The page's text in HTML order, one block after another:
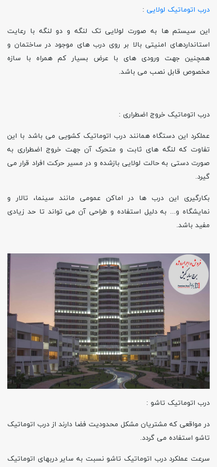
درب اتوماتیک لولایی :
این سیستم ها به صورت لولایی تک لنگه و دو لنگه با رعایت
استانداردهای امنیتی بالا بر روی درب های موجود در ساختمان و
همچنین جهت ورودی های با عرض بسیار کم همراه با سازه
مخصوص قابل نصب می باشد.
درب اتوماتیک خروج اضطراری :
عملکرد این دستگاه همانند درب اتوماتیک کشویی می باشد با این
تفاوت که لنگه های ثابت و متحرک آن جهت خروج اضطراری به
صورت دستی به حالت لولایی بازشده و در مسیر حرکت افراد قرار می
گیرد.
بکارگیری این درب ها در اماکن عمومی مانند سینما، تالار و
نمایشگاه و... به دلیل استفاده و طراحی آن می تواند تا حد زیادی
مفید باشد.
درب اتوماتیک تاشو :
در مواقعی که مشتریان مشکل محدودیت فضا دارند از درب اتوماتیک
تاشو استفاده می گردد.
سرعت عملکرد درب اتوماتیک تاشو نسبت به سایر دربهای اتوماتیک